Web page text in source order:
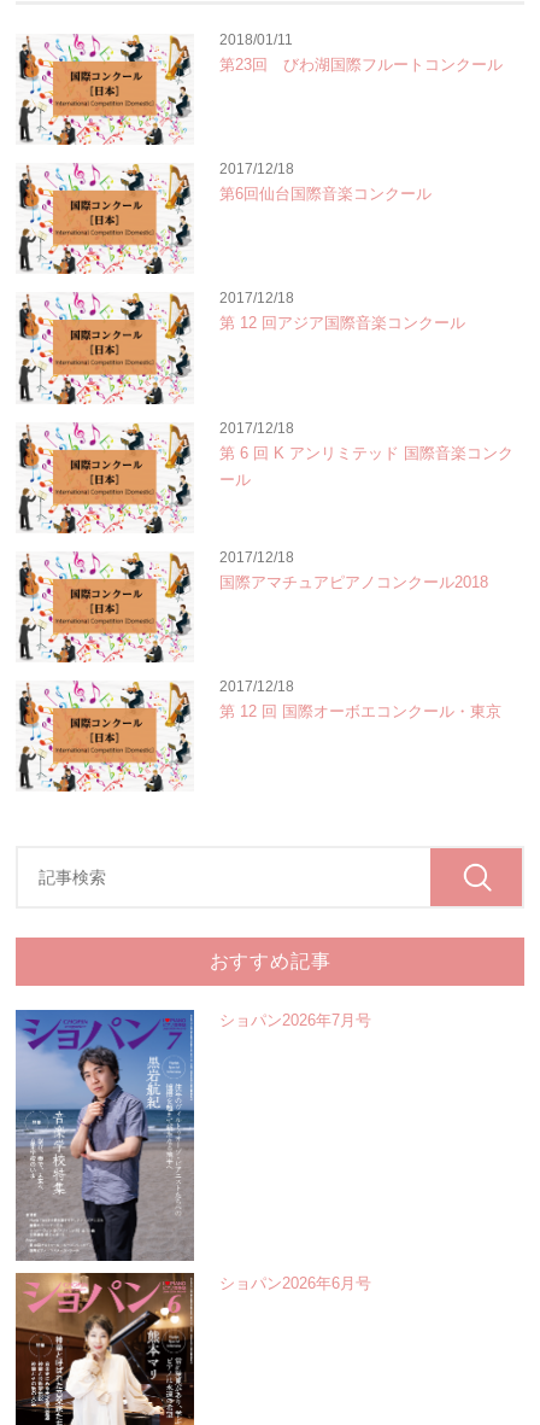
2018/01/11
第23回 びわ湖国際フルートコンクール
2017/12/18
第6回仙台国際音楽コンクール
2017/12/18
第 12 回アジア国際音楽コンクール
2017/12/18
第 6 回 K アンリミテッド 国際音楽コンク
ール
2017/12/18
国際アマチュアピアノコンクール2018
2017/12/18
第 12 回 国際オーボエコンクール・東京
おすすめ記事
ショパン2026年7月号
ショパン2026年6月号